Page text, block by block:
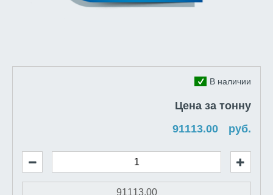
В наличии
Цена за тонну
руб.